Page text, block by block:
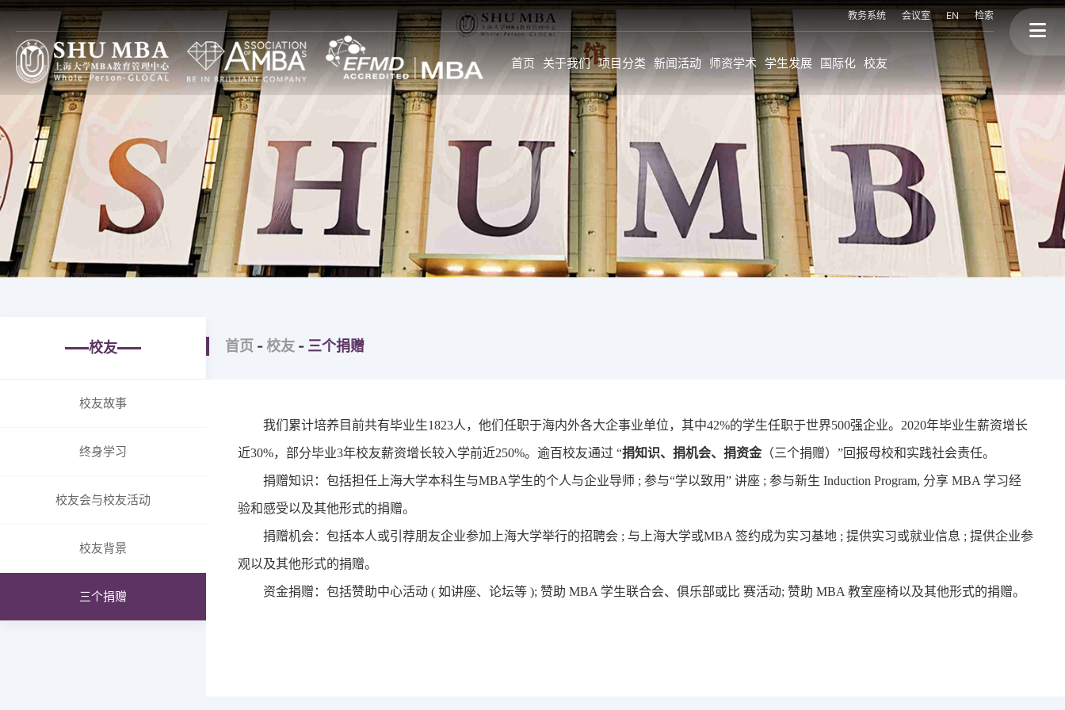
教务系统 会议室 EN 检索
首页 关于我们 项目分类 新闻活动 师资学术 学生发展 国际化 校友
项目特色
上大MBA一览
上大MBA模式
SHUMBA教与学
主任寄语
大事记
治理构架
卓越教学奖项
上大MBA校企合作
全球合作组织与商业
职能办公室介绍
上大MBA项目设计
全球本土（GL）项目
全日制
非全日制
全球中国（GC）项目
全日制
SHU MBA-X在线教育
焦点新闻
通知公告
论坛活动
图片新闻
SHU MBA 师资情况一
览
GL师资
校内全职师资
特约前沿师资
学术简报
学生故事与感言
学生全面发展旅程
学生背景
个人发展
职业发展
上大MBA的国际化
海外持续进修学位
海外交换生项目
联盟高校海外访学
国际讲座&论坛
校友故事
终身学习
校友会与校友活动
校友背景
三个捐赠
校友
校友故事
终身学习
校友会与校友活动
校友背景
三个捐赠
首页 -校友 - 三个捐赠
我们 累计培养 目前共有毕业生1823人，他们 任职于海内外各大企事业单位，其中42%的学生任职于世界500强企业。 2020年毕业生薪资增长
近30%，部分毕业3年校友薪资增长较入学前近250%。 逾百校友通过 “捐知识、捐机会、捐资金 （三个捐赠） ”回报母校和实践社会责任。
捐赠知识：包括担任上海大学本科生与MBA学生的个人与企业导师 ; 参与“学以致用” 讲座 ; 参与新生 Induction Program, 分享 MBA 学习经
验和感受以及其他形式的捐赠。
捐赠机会：包括本人或引荐朋友企业参加上海大学举行的招聘会 ; 与上海大学或MBA 签约成为实习基地 ; 提供实习或就业信息 ; 提供企业参
观以及其他形式的捐赠。
资金捐赠：包括赞助中心活动 ( 如讲座、论坛等 ); 赞助 MBA 学生联合会、俱乐部或比 赛活动; 赞助 MBA 教室座椅以及其他形式的捐赠。